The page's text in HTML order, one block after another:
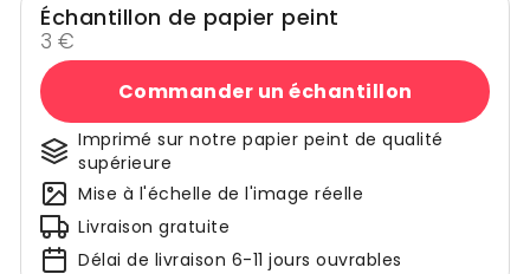
Échantillon de papier peint
3 €
Commander un échantillon
Imprimé sur notre papier peint de qualité
supérieure
Mise à l'échelle de l'image réelle
Livraison gratuite
Délai de livraison 6-11 jours ouvrables